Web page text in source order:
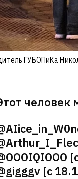
ГУБОПиКа
человек
[с